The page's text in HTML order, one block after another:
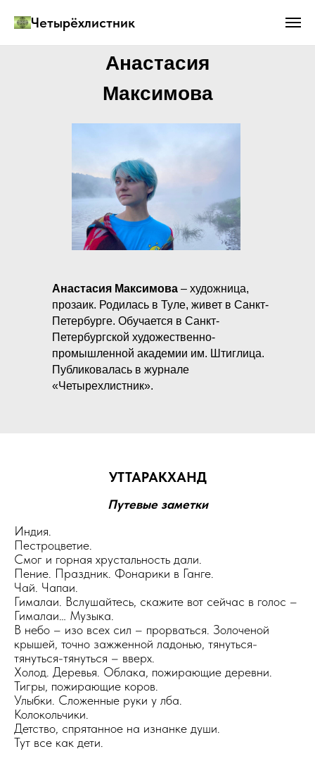
Четырёхлистник
Анастасия
Максимова
Анастасия Максимова – художница,
прозаик. Родилась в Туле, живет в Санкт-
Петербурге. Обучается в Санкт-
Петербургской художественно-
промышленной академии им. Штиглица.
Публиковалась в журнале
«Четырехлистник».
УТТАРАКХАНД
Путевые заметки
Индия.
Пестроцветие.
Смог и горная хрустальность дали.
Пение. Праздник. Фонарики в Ганге.
Чай. Чапаи.
Гималаи. Вслушайтесь, скажите вот сейчас в голос –
Гималаи… Музыка.
В небо – изо всех сил – прорваться. Золоченой
крышей, точно зажженной ладонью, тянуться-
тянуться-тянуться – вверх.
Холод. Деревья. Облака, пожирающие деревни.
Тигры, пожирающие коров.
Улыбки. Сложенные руки у лба.
Колокольчики.
Детство, спрятанное на изнанке души.
Тут все как дети.